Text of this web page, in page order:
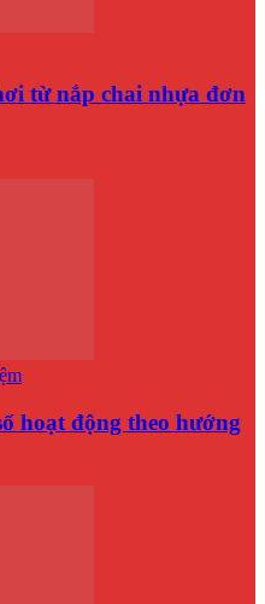
từ nắp chai nhựa đơn
hoạt động theo hướng